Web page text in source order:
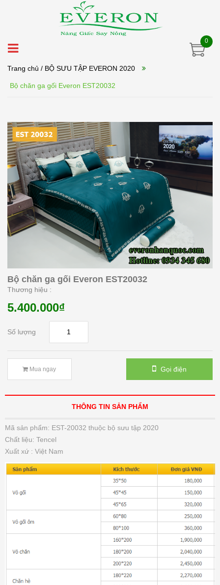
0
Trang chủ / BỘ SƯU TẬP EVERON 2020
Bộ chăn ga gối Everon EST20032
Bộ chăn ga gối Everon EST20032
Thương hiệu :
5.400.000₫
Số lượng
Mua ngay Gọi điện
THÔNG TIN SẢN PHẨM
Mã sản phẩm: EST-20032 thuộc bộ sưu tập 2020
Chất liệu: Tencel
Xuất xứ : Việt Nam